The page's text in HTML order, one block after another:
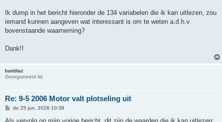
Ik dump in het bericht hieronder de 134 variabelen die ik kan uitlezen, zou
iemand kunnen aangeven wat interessant is om te weten a.d.h.v.
bovenstaande waarneming?
Dank!!
bartdiaz
Geregistreerd lid
Re: 9-5 2006 Motor valt plotseling uit
B
r
do 25 jun, 2026 10:38